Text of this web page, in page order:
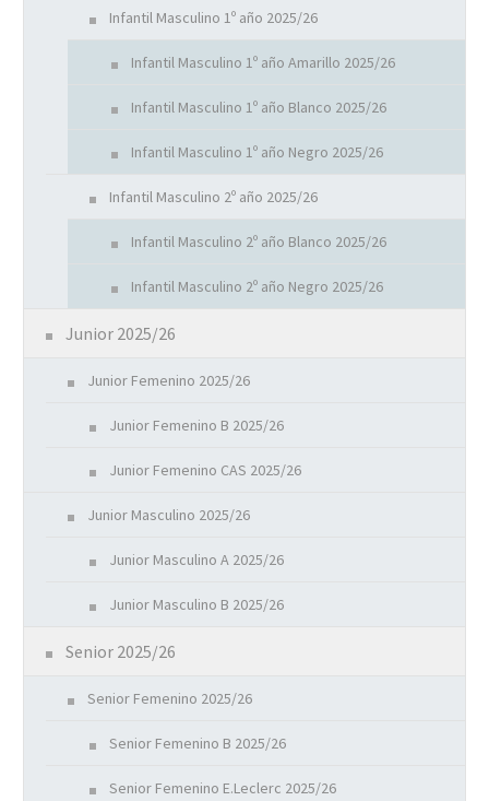
Infantil Masculino 1º año 2025/26
Infantil Masculino 1º año Amarillo 2025/26
Infantil Masculino 1º año Blanco 2025/26
Infantil Masculino 1º año Negro 2025/26
Infantil Masculino 2º año 2025/26
Infantil Masculino 2º año Blanco 2025/26
Infantil Masculino 2º año Negro 2025/26
Junior 2025/26
Junior Femenino 2025/26
Junior Femenino B 2025/26
Junior Femenino CAS 2025/26
Junior Masculino 2025/26
Junior Masculino A 2025/26
Junior Masculino B 2025/26
Senior 2025/26
Senior Femenino 2025/26
Senior Femenino B 2025/26
Senior Femenino E.Leclerc 2025/26